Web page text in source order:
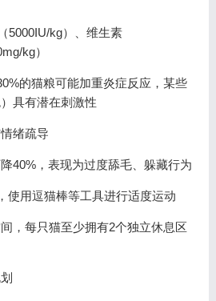
5000IU/kg）、维生素
kg）
的猫粮可能加重炎症反应，某些
具有潜在刺激性
绪疏导
40%，表现为过度舔毛、躲藏行为
使用逗猫棒等工具进行适度运动
，每只猫至少拥有2个独立休息区